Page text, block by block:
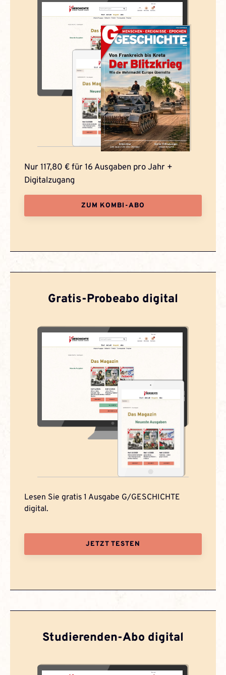
Nur 117,80 € für 16 Ausgaben pro Jahr +
Digitalzugang
ZUM KOMBI-ABO
Gratis-Probeabo digital
Lesen Sie gratis 1 Ausgabe G/GESCHICHTE
digital.
JETZT TESTEN
Studierenden-Abo digital